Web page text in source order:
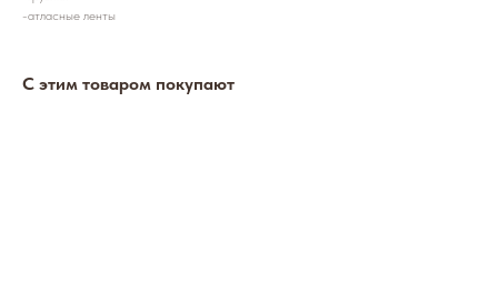
-атласные ленты
С этим товаром покупают